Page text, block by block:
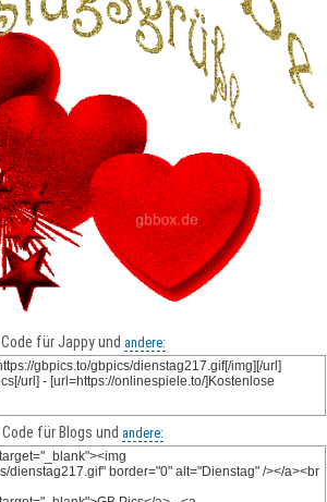
Code für Jappy und andere:
Code für Blogs und andere: